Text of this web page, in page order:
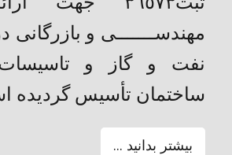
مهندســـــــی و
نفت و گاز و
ساختمان تأسیس گردیده
بیشتر بدانید ...